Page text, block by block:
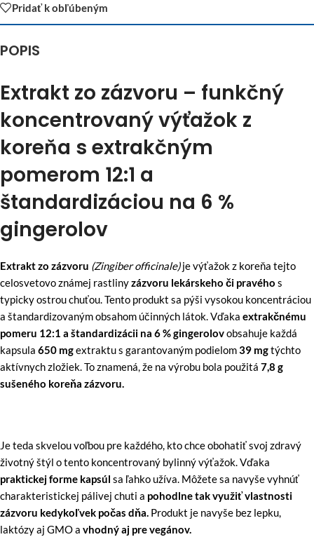
Pridať k obľúbeným
POPIS
Extrakt zo zázvoru – funkčný
koncentrovaný výťažok z
koreňa s extrakčným
pomerom 12:1 a
štandardizáciou na 6 %
gingerolov
Extrakt zo zázvoru (Zingiber officinale)je výťažok z koreňa tejto
celosvetovo známej rastlinyzázvoru lekárskeho či pravého s
typicky ostrou chuťou. Tento produkt sa pýši vysokou koncentráciou
a štandardizovaným obsahom účinných látok. Vďaka extrakčnému
pomeru 12:1 a štandardizácii na 6 % gingerolovobsahuje každá
kapsula 650 mgextraktu s garantovaným podielom39 mgtýchto
aktívnych zložiek. To znamená, že na výrobu bola použitá 7,8 g
sušeného koreňa zázvoru.
Je teda skvelou voľbou pre každého, kto chce obohatiť svoj zdravý
životný štýl o tento koncentrovaný bylinný výťažok. Vďaka
praktickej forme kapsúl sa ľahko užíva. Môžete sa navyše vyhnúť
charakteristickej pálivej chuti a pohodlne tak využiť vlastnosti
zázvoru kedykoľvek počas dňa. Produkt je navyše bez lepku,
laktózy aj GMO a vhodný aj pre vegánov.